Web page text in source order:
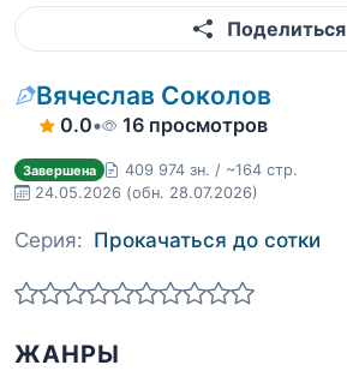
Поделиться
Вячеслав Соколов
0.0• 16 просмотров
Завершена
409 974 зн. / ~164 стр.
24.05.2026 (обн. 28.07.2026)
Серия: Прокачаться до сотки
ЖАНРЫ